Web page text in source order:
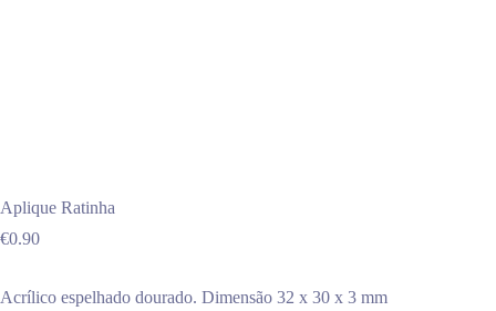
Aplique Ratinha
€0.90
Acrílico espelhado dourado. Dimensão 32 x 30 x 3 mm